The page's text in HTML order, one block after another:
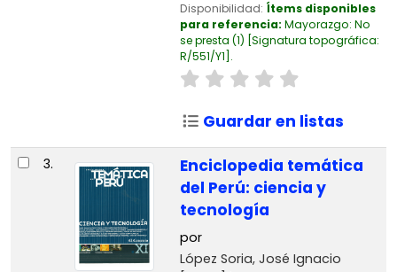
Disponibilidad: Ítems disponibles
para referencia: Mayorazgo: No
se presta (1) Signatura topográfica:
R/551/Y1 .
Guardar en listas
3.
Enciclopedia temática
del Perú: ciencia y
tecnología
por
López Soria, José Ignacio